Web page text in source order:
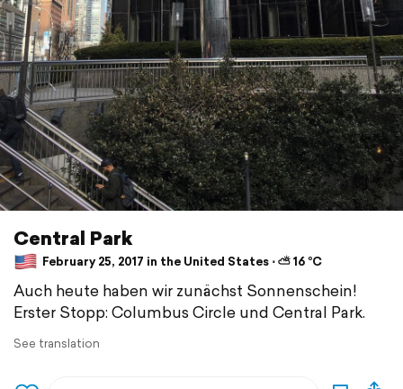
Central Park
February 25, 2017 in the United States ⋅ ⛅ 16 °C
Auch heute haben wir zunächst Sonnenschein!
Erster Stopp: Columbus Circle und Central Park.
See translation